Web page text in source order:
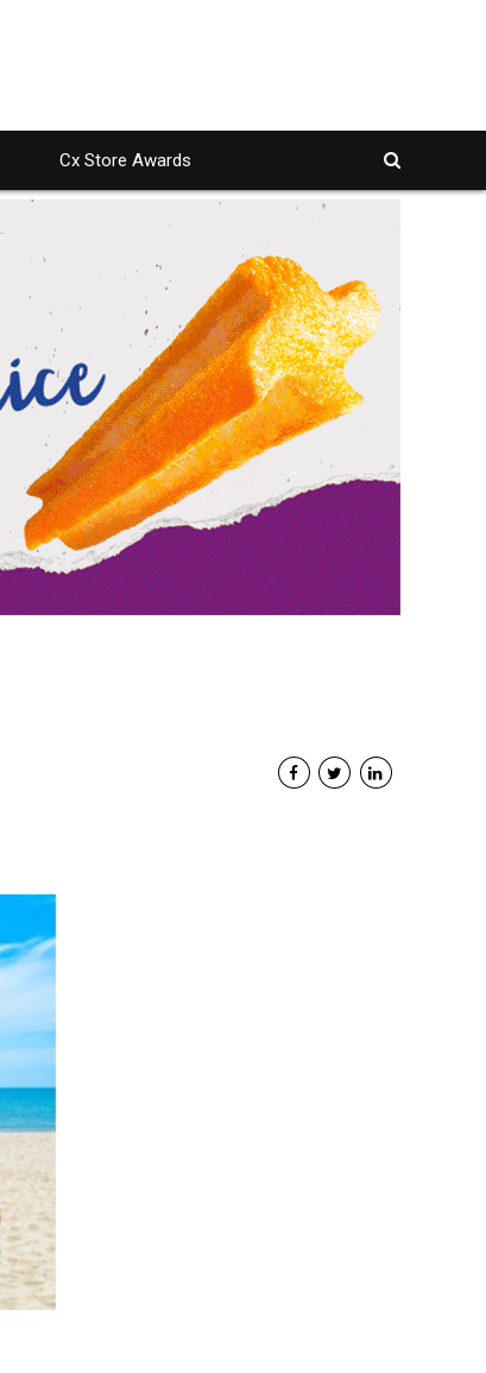
Cx Store Awards